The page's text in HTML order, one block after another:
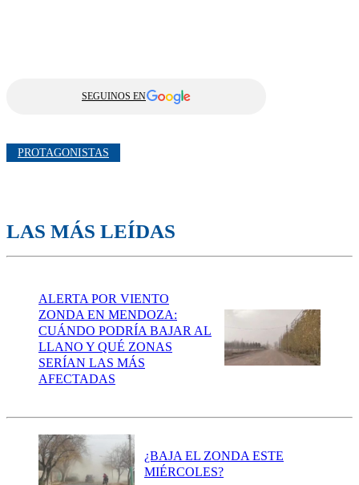
SEGUINOS EN
PROTAGONISTAS
LAS MÁS LEÍDAS
ALERTA POR VIENTO
ZONDA EN MENDOZA:
CUÁNDO PODRÍA BAJAR AL
LLANO Y QUÉ ZONAS
SERÍAN LAS MÁS
AFECTADAS
¿BAJA EL ZONDA ESTE
MIÉRCOLES?